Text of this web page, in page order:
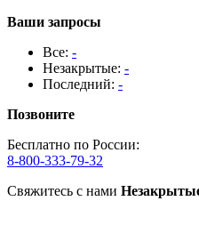
Ваши запросы
Все: -
Незакрытые: -
Последний: -
Позвоните
Бесплатно по России:
8-800-333-79-32
Свяжитесь с нами